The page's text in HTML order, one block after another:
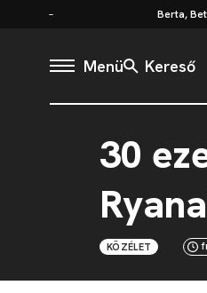
Berta,
Menü Kereső
30
KÖZÉLET